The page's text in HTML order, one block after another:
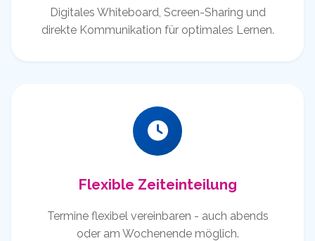
Digitales Whiteboard, Screen-Sharing und
direkte Kommunikation für optimales Lernen.
Flexible Zeiteinteilung
Termine flexibel vereinbaren - auch abends
oder am Wochenende möglich.